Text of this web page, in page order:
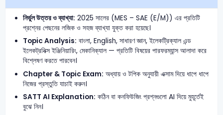
নির্ভুল উত্তর ও ব্যাখ্যা: 2025 সালের (MES – SAE (E/M)) এর প্রতিটি
প্রশ্নের পেছনের লজিক ও সহজ ব্যাখ্যা যুক্ত করা হয়েছে।
Topic Analysis: বাংলা, English, সাধারণ জ্ঞান, ইলেকট্রিক্যাল এন্ড
ইলেকট্রনিক্স ইঞ্জিনিয়ারিং, মেকানিক্যাল — প্রতিটি বিষয়ের পারফরম্যান্স আলাদা করে
বিশ্লেষণ করতে পারবেন।
Chapter & Topic Exam: অধ্যায় ও টপিক অনুযায়ী এক্সাম দিয়ে ধাপে ধাপে
নিজের প্রস্তুতি যাচাই করুন।
SATT AI Explanation: কঠিন বা কনফিউজিং প্রশ্নগুলো AI দিয়ে মুহূর্তেই
বুঝে নিন।